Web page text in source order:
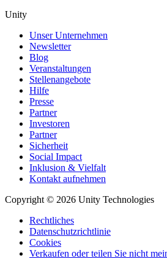
Unity
Unser Unternehmen
Newsletter
Blog
Veranstaltungen
Stellenangebote
Hilfe
Presse
Partner
Investoren
Partner
Sicherheit
Social Impact
Inklusion & Vielfalt
Kontakt aufnehmen
Copyright © 2026 Unity Technologies
Rechtliches
Datenschutzrichtlinie
Cookies
Verkaufen oder teilen Sie nicht